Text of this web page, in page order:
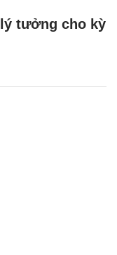
lý tưởng cho kỳ